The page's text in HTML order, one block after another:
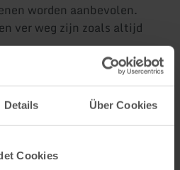
Details Über Cookies
Cookies
worden aanbevolen.
ver weg zijn zoals altijd
Klerf, Tel- +49 (0)152